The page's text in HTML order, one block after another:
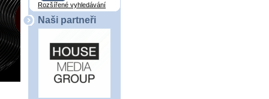
Rozšířené vyhledávání
Naši partneři